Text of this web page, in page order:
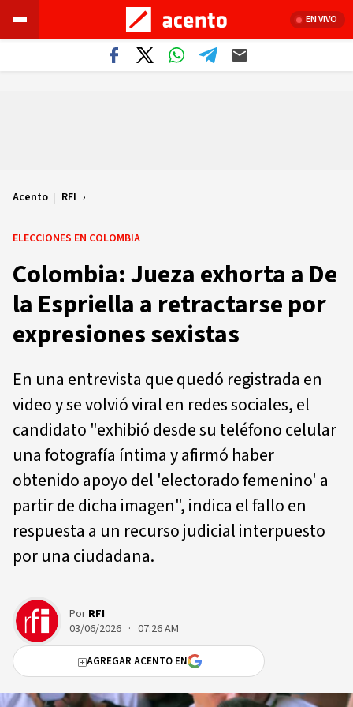
EN VIVO
Acento | RFI
ELECCIONES EN COLOMBIA
Colombia: Jueza exhorta a De
la Espriella a retractarse por
expresiones sexistas
En una entrevista que quedó registrada en
video y se volvió viral en redes sociales, el
candidato "exhibió desde su teléfono celular
una fotografía íntima y afirmó haber
obtenido apoyo del 'electorado femenino' a
partir de dicha imagen", indica el fallo en
respuesta a un recurso judicial interpuesto
por una ciudadana.
Por RFI
03/06/2026 · 07:26 AM
AGREGAR ACENTO EN